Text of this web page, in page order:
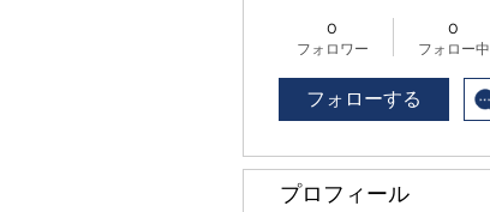
0
フォロワー
0
フォロー中
フォローする
プロフィール